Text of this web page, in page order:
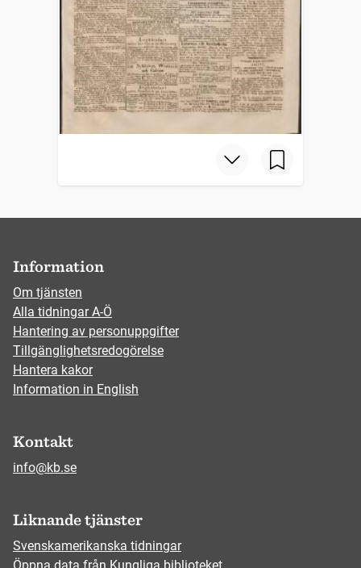
Information
Om tjänsten
Alla tidningar A-Ö
Hantering av personuppgifter
Tillgänglighetsredogörelse
Hantera kakor
Information in English
Kontakt
info@kb.se
Liknande tjänster
Svenskamerikanska tidningar